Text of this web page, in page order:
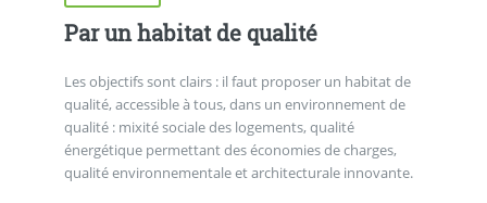
Par un habitat de qualité
Les objectifs sont clairs : il faut proposer un habitat de
qualité, accessible à tous, dans un environnement de
qualité : mixité sociale des logements, qualité
énergétique permettant des économies de charges,
qualité environnementale et architecturale innovante.